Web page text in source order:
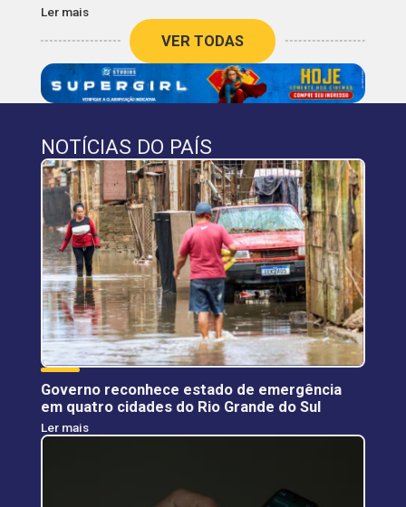
Ler mais
VER TODAS
NOTÍCIAS DO PAÍS
Governo reconhece estado de emergência
em quatro cidades do Rio Grande do Sul
Ler mais